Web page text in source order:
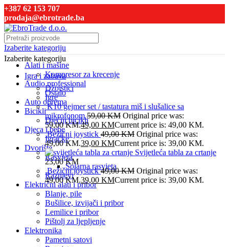
+387 62 153 707
prodaja@ebrotrade.ba
Izaberite kategoriju
Alati i mašine
Kompresor za krecenje
Audio professional
Ostalo
Auto oprema
Bicikli
Dječiji bicikli
Djeca i bebe
Igračke
Dvorište
Rasvjeta
Solarna rasvjeta
Raznjevi
Električni alati i pribor
Blanje, pile
Bušilice, izvijači i pribor
Lemilice i pribor
Pištolj za ljepljenje
Elektronika
Pametni satovi
Izaberite kategoriju
Igra i zabava
Džojstici
Igre
K10 gejmer set / tastatura miš i slušalice sa
mikrofonom59,00KM Original price was:
59,00 KM.49,00 KMCurrent price is: 49,00 KM.
Bežični joystick 49,00KM Original price was:
49,00 KM.39,00 KMCurrent price is: 39,00 KM.
Svijetleća tabla za crtanje
23,00KM
Bežični joystick49,00KM Original price was:
49,00 KM.39,00 KMCurrent price is: 39,00 KM.